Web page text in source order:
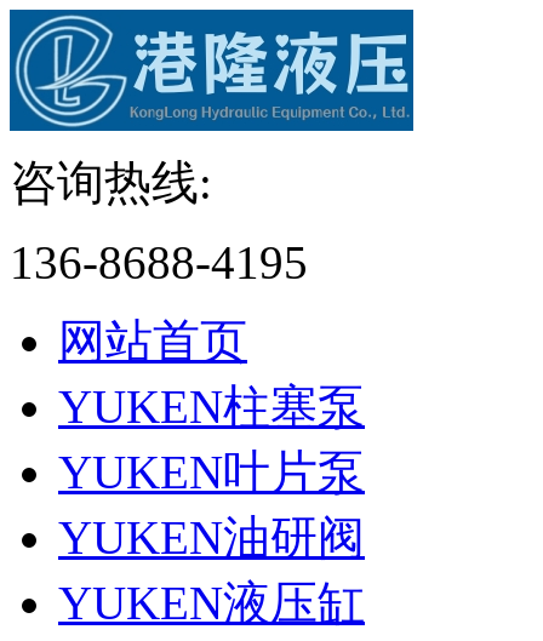
咨询热线:
136-8688-4195
网站首页
YUKEN柱塞泵
YUKEN叶片泵
YUKEN油研阀
YUKEN液压缸